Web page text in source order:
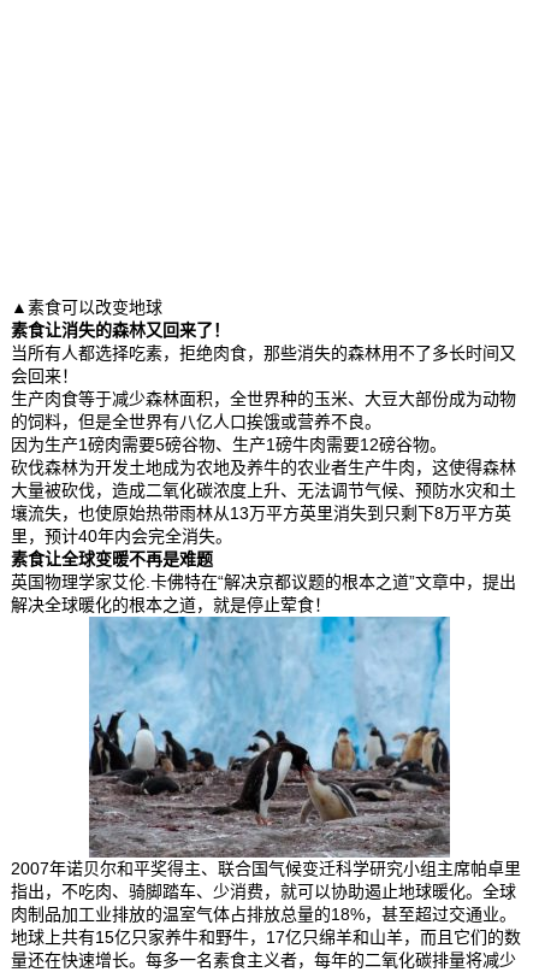
▲素食可以改变地球
素食让消失的森林又回来了！
当所有人都选择吃素，拒绝肉食，那些消失的森林用不了多长时间又
会回来！
生产肉食等于减少森林面积，全世界种的玉米、大豆大部份成为动物
的饲料，但是全世界有八亿人口挨饿或营养不良。
因为生产1磅肉需要5磅谷物、生产1磅牛肉需要12磅谷物。
砍伐森林为开发土地成为农地及养牛的农业者生产牛肉，这使得森林
大量被砍伐，造成二氧化碳浓度上升、无法调节气候、预防水灾和土
壤流失，也使原始热带雨林从13万平方英里消失到只剩下8万平方英
里，预计40年内会完全消失。
素食让全球变暖不再是难题
英国物理学家艾伦.卡佛特在“解决京都议题的根本之道”文章中，提出
解决全球暖化的根本之道，就是停止荤食！
2007年诺贝尔和平奖得主、联合国气候变迁科学研究小组主席帕卓里
指出，不吃肉、骑脚踏车、少消费，就可以协助遏止地球暖化。全球
肉制品加工业排放的温室气体占排放总量的18%，甚至超过交通业。
地球上共有15亿只家养牛和野牛，17亿只绵羊和山羊，而且它们的数
量还在快速增长。每多一名素食主义者，每年的二氧化碳排量将减少